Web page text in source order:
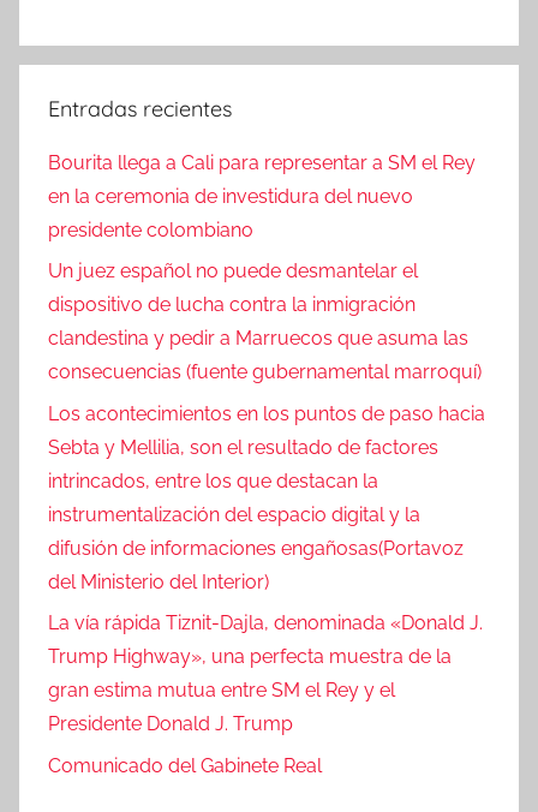
Entradas recientes
Bourita llega a Cali para representar a SM el Rey
en la ceremonia de investidura del nuevo
presidente colombiano
Un juez español no puede desmantelar el
dispositivo de lucha contra la inmigración
clandestina y pedir a Marruecos que asuma las
consecuencias (fuente gubernamental marroquí)
Los acontecimientos en los puntos de paso hacia
Sebta y Mellilia, son el resultado de factores
intrincados, entre los que destacan la
instrumentalización del espacio digital y la
difusión de informaciones engañosas(Portavoz
del Ministerio del Interior)
La vía rápida Tiznit-Dajla, denominada «Donald J.
Trump Highway», una perfecta muestra de la
gran estima mutua entre SM el Rey y el
Presidente Donald J. Trump
Comunicado del Gabinete Real